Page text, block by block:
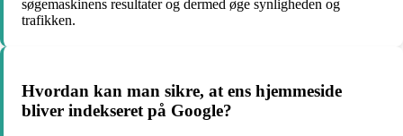
søgemaskinens resultater og dermed øge synligheden og
trafikken.
Hvordan kan man sikre, at ens hjemmeside
bliver indekseret på Google?